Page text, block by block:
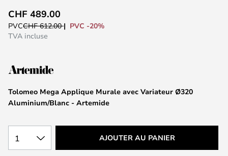
to
the
the
gallery
Tolomeo Mega Applique Murale avec Variateur Ø320
Aluminium/Blanc - Artemide
CHF 489.00
PVCCHF 612.00
PVC -20%
TVA incluse
1 AJOUTER AU PANIER